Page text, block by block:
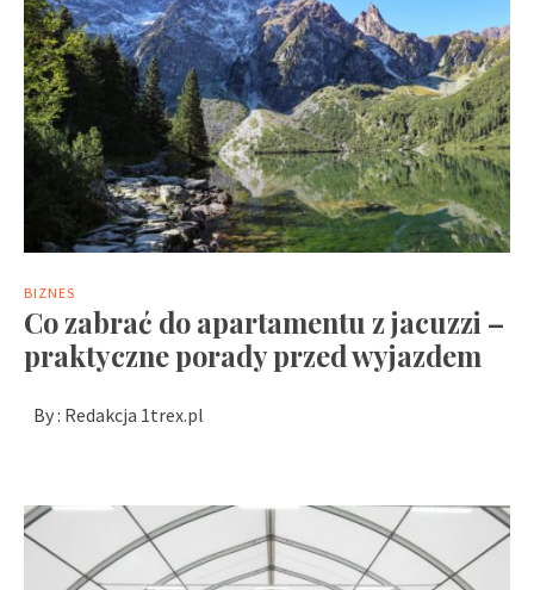
BIZNES
Co zabrać do apartamentu z jacuzzi –
praktyczne porady przed wyjazdem
By : Redakcja 1trex.pl